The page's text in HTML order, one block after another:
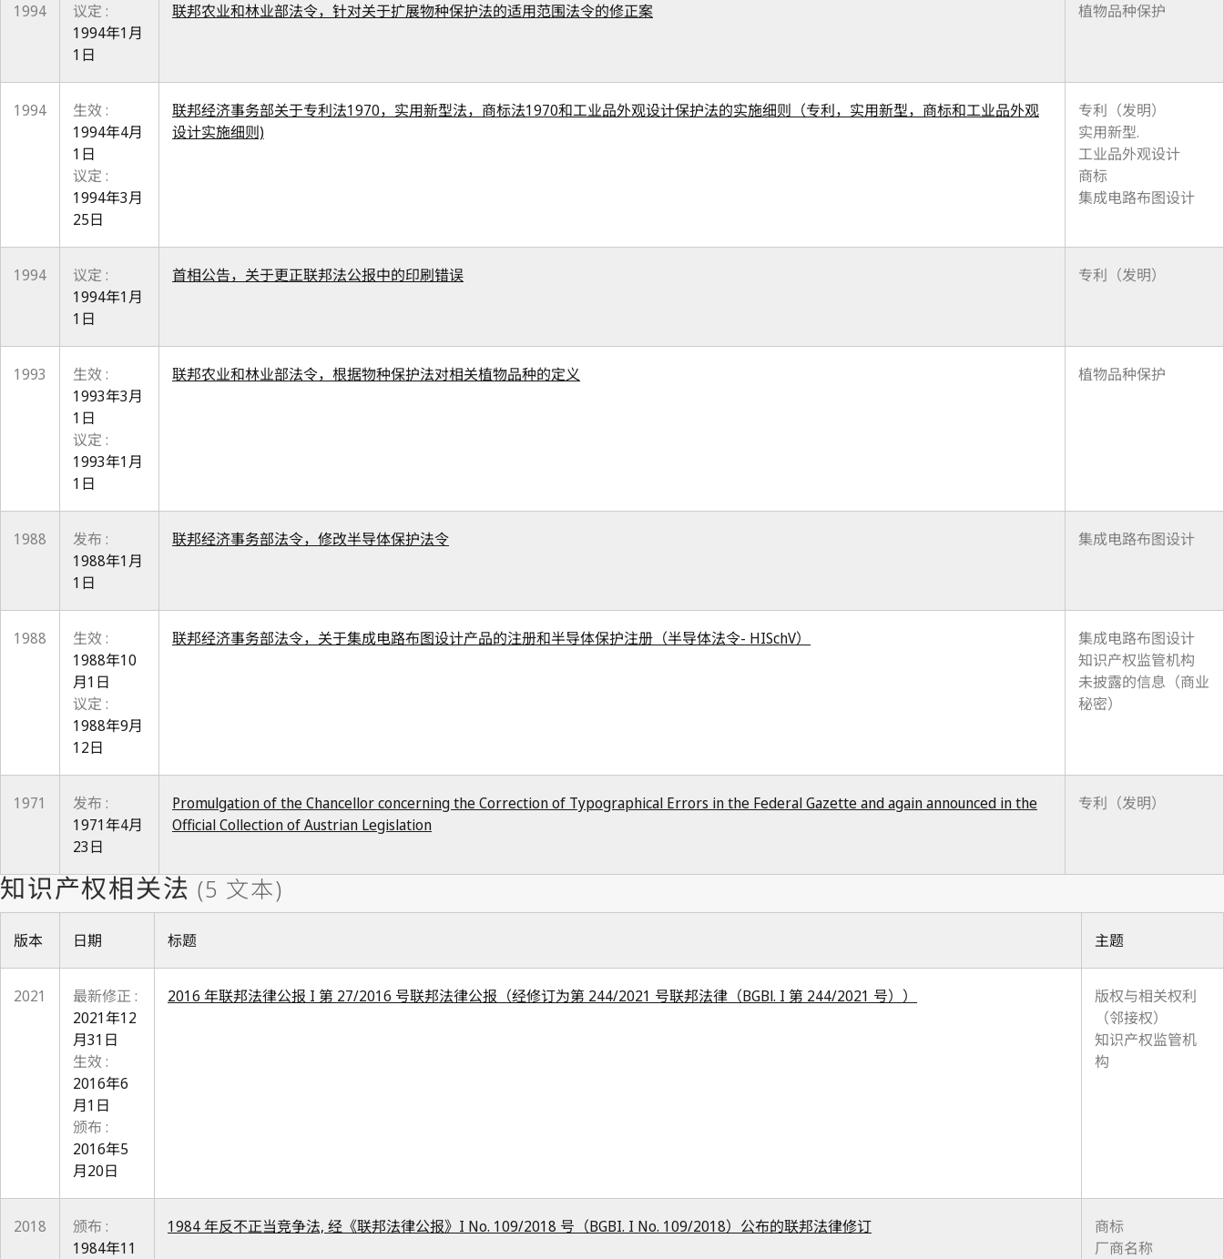
1994
议定 :
1994年1月
1日
联邦农业和林业部法令，针对关于扩展物种保护法的适用范围法令的修正案 植物品种保护
1994
生效 :
1994年4月
1日
议定 :
1994年3月
25日
联邦经济事务部关于专利法1970，实用新型法，商标法1970和工业品外观设计保护法的实施细则（专利，实用新型，商标和工业品外观
设计实施细则)
专利（发明）
实用新型.
工业品外观设计
商标
集成电路布图设计
1994
议定 :
1994年1月
1日
首相公告，关于更正联邦法公报中的印刷错误 专利（发明）
1993
生效 :
1993年3月
1日
议定 :
1993年1月
1日
联邦农业和林业部法令，根据物种保护法对相关植物品种的定义 植物品种保护
1988
发布 :
1988年1月
1日
联邦经济事务部法令，修改半导体保护法令 集成电路布图设计
1988
生效 :
1988年10
月1日
议定 :
1988年9月
12日
联邦经济事务部法令，关于集成电路布图设计产品的注册和半导体保护注册（半导体法令- HISchV）
集成电路布图设计
知识产权监管机构
未披露的信息（商业
秘密）
1971
发布 :
1971年4月
23日
Promulgation of the Chancellor concerning the Correction of Typographical Errors in the Federal Gazette and again announced in the
Official Collection of Austrian Legislation
专利（发明）
版本 日期 标题 主题
2021
最新修正 :
2021年12
月31日
生效 :
2016年6
月1日
颁布 :
2016年5
月20日
2016 年联邦法律公报 I 第 27/2016 号联邦法律公报（经修订为第 244/2021 号联邦法律（BGBl. I 第 244/2021 号））
版权与相关权利
（邻接权）
知识产权监管机
构
2018
颁布 :
1984年11
1984 年反不正当竞争法, 经《联邦法律公报》I No. 109/2018 号（BGBI. I No. 109/2018）公布的联邦法律修订
商标
厂商名称